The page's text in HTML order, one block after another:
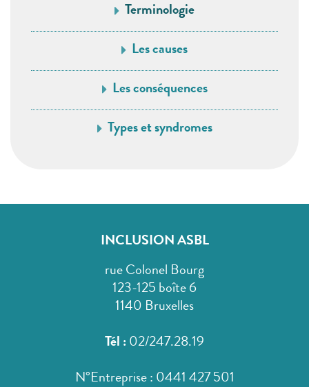
Terminologie
Les causes
Les conséquences
Types et syndromes
INCLUSION ASBL
rue Colonel Bourg
123-125 boîte 6
1140 Bruxelles
Tél : 02/247.28.19
N°Entreprise : 0441 427 501